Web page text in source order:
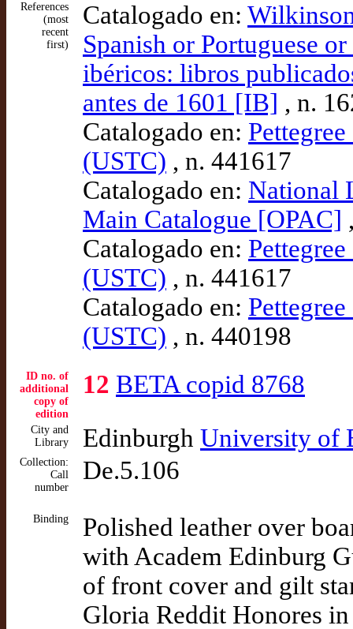
References
(most
recent
first)
Catalogado en:
Spanish or Portuguese
ibéricos: libros
antes de 1601 [IB] , n.
Catalogado en:
(USTC) , n. 441617
Catalogado en: National
Main Catalogue [OPAC]
Catalogado en:
(USTC) , n. 441617
Catalogado en:
(USTC) , n. 440198
ID no. of
additional
copy of
edition
12 BETA copid 8768
City and
Library
Edinburgh University of
Collection:
Call
number
De.5.106
Binding
Polished leather over
with Academ Edinburg
of front cover and gilt
Gloria Reddit Honores